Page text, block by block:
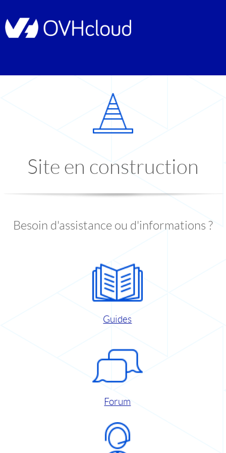
Site en construction
Besoin d'assistance ou d'informations ?
Guides
Forum